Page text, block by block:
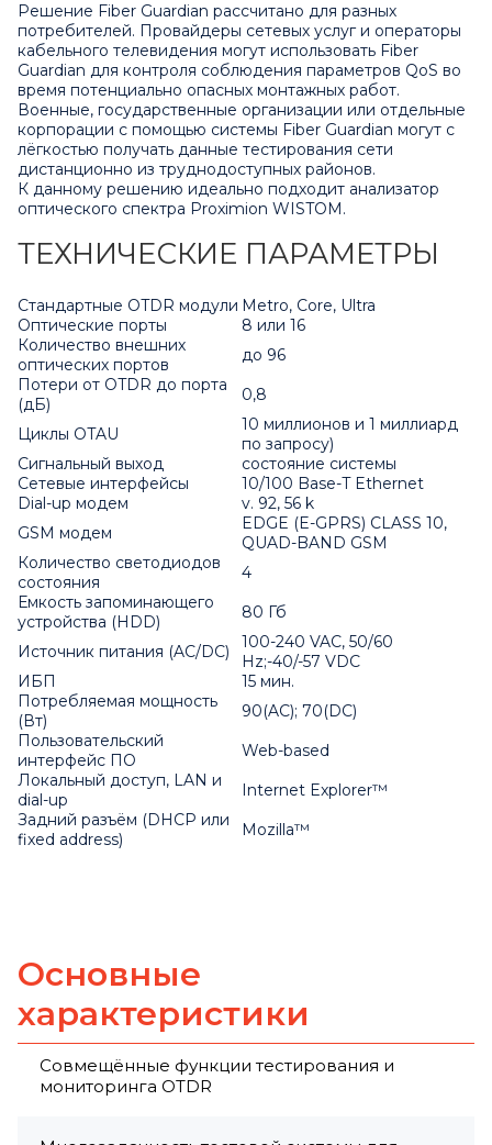
Решение Fiber Guardian рассчитано для разных
потребителей. Провайдеры сетевых услуг и операторы
кабельного телевидения могут использовать Fiber
Guardian для контроля соблюдения параметров QoS во
время потенциально опасных монтажных работ.
Военные, государственные организации или отдельные
корпорации с помощью системы Fiber Guardian могут с
лёгкостью получать данные тестирования сети
дистанционно из труднодоступных районов.
К данному решению идеально подходит анализатор
оптического спектра Proximion WISTOM.
ТЕХНИЧЕСКИЕ ПАРАМЕТРЫ
Стандартные OTDR модули Metro, Core, Ultra
Оптические порты
8 или 16
Количество внешних
оптических портов
до 96
Потери от OTDR до порта
(дБ)
0,8
Циклы OTAU
10 миллионов и 1 миллиард
по запросу)
Сигнальный выход
состояние системы
Сетевые интерфейсы
10/100 Base-T Ethernet
Dial-up модем
v. 92, 56 k
GSM модем
EDGE (E-GPRS) CLASS 10,
QUAD-BAND GSM
Количество светодиодов
состояния
4
Емкость запоминающего
устройства (HDD)
80 Гб
Источник питания (AC/DC)
100-240 VAC, 50/60
Hz;-40/-57 VDC
ИБП
15 мин.
Потребляемая мощность
(Вт)
90(AC); 70(DC)
Пользовательский
интерфейс ПО
Web-based
Локальный доступ, LAN и
dial-up
Internet Explorer™
Задний разъём (DHCP или
fixed address)
Mozilla™
Основные
характеристики
Совмещённые функции тестирования и
мониторинга OTDR